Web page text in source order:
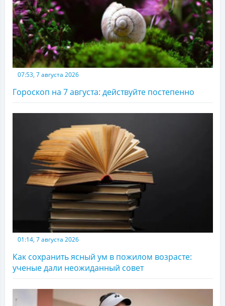
07:53, 7 августа 2026
Гороскоп на 7 августа: действуйте постепенно
01:14, 7 августа 2026
Как сохранить ясный ум в пожилом возрасте:
ученые дали неожиданный совет